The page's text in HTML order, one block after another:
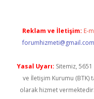
Reklam ve İletişim: E-
forumhizmeti@gmail.com
Yasal Uyarı: Sitemiz,
ve İletişim Kurumu (BTK)
olarak hizmet